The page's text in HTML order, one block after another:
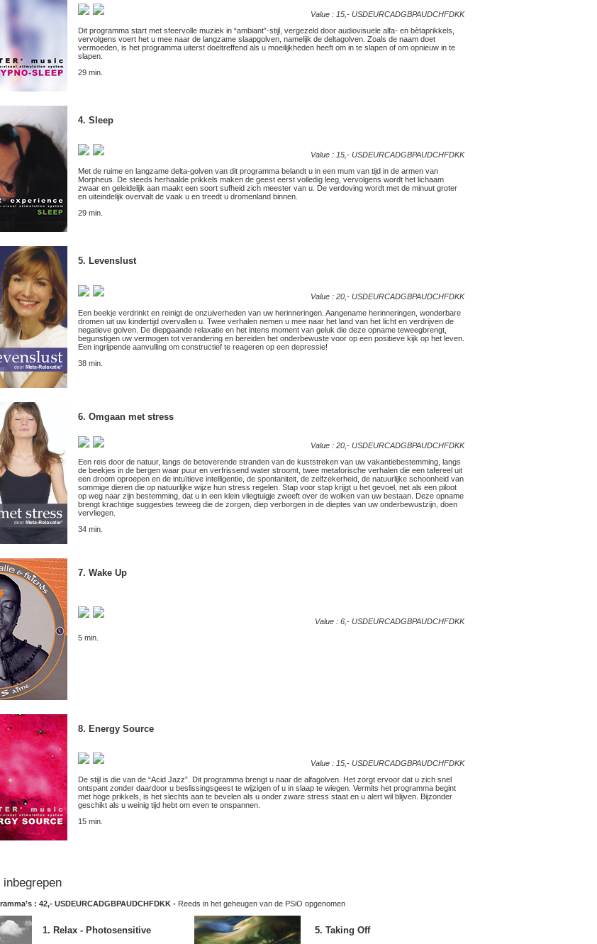
Value : 15,- USDEURCADGBPAUDCHFDKK
Dit programma start met sfeervolle muziek in “ambiant”-stijl, vergezeld door audiovisuele alfa- en bètaprikkels,
vervolgens voert het u mee naar de langzame slaapgolven, namelijk de deltagolven. Zoals de naam doet
vermoeden, is het programma uiterst doeltreffend als u moeilijkheden heeft om in te slapen of om opnieuw in te
slapen.
29 min.
4. Sleep
Value : 15,- USDEURCADGBPAUDCHFDKK
Met de ruime en langzame delta-golven van dit programma belandt u in een mum van tijd in de armen van
Morpheus. De steeds herhaalde prikkels maken de geest eerst volledig leeg, vervolgens wordt het lichaam
zwaar en geleidelijk aan maakt een soort sufheid zich meester van u. De verdoving wordt met de minuut groter
en uiteindelijk overvalt de vaak u en treedt u dromenland binnen.
29 min.
5. Levenslust
Value : 20,- USDEURCADGBPAUDCHFDKK
Een beekje verdrinkt en reinigt de onzuiverheden van uw herinneringen. Aangename herinneringen, wonderbare
dromen uit uw kindertijd overvallen u. Twee verhalen nemen u mee naar het land van het licht en verdrijven de
negatieve golven. De diepgaande relaxatie en het intens moment van geluk die deze opname teweegbrengt,
begunstigen uw vermogen tot verandering en bereiden het onderbewuste voor op een positieve kijk op het leven.
Een ingrijpende aanvulling om constructief te reageren op een depressie!
38 min.
6. Omgaan met stress
Value : 20,- USDEURCADGBPAUDCHFDKK
Een reis door de natuur, langs de betoverende stranden van de kuststreken van uw vakantiebestemming, langs
de beekjes in de bergen waar puur en verfrissend water stroomt, twee metaforische verhalen die een tafereel uit
een droom oproepen en de intuïtieve intelligentie, de spontaniteit, de zelfzekerheid, de natuurlijke schoonheid van
sommige dieren die op natuurlijke wijze hun stress regelen. Stap voor stap krijgt u het gevoel, net als een piloot
op weg naar zijn bestemming, dat u in een klein vliegtuigje zweeft over de wolken van uw bestaan. Deze opname
brengt krachtige suggesties teweeg die de zorgen, diep verborgen in de dieptes van uw onderbewustzijn, doen
vervliegen.
34 min.
7. Wake Up
Value : 6,- USDEURCADGBPAUDCHFDKK
5 min.
8. Energy Source
Value : 15,- USDEURCADGBPAUDCHFDKK
De stijl is die van de “Acid Jazz”. Dit programma brengt u naar de alfagolven. Het zorgt ervoor dat u zich snel
ontspant zonder daardoor u beslissingsgeest te wijzigen of u in slaap te wiegen. Vermits het programma begint
met hoge prikkels, is het slechts aan te bevelen als u onder zware stress staat en u alert wil blijven. Bijzonder
geschikt als u weinig tijd hebt om even te onspannen.
15 min.
: 42,- USDEURCADGBPAUDCHFDKK - Reeds in het geheugen van de PSiO opgenomen
1. Relax - Photosensitive 5. Taking Off